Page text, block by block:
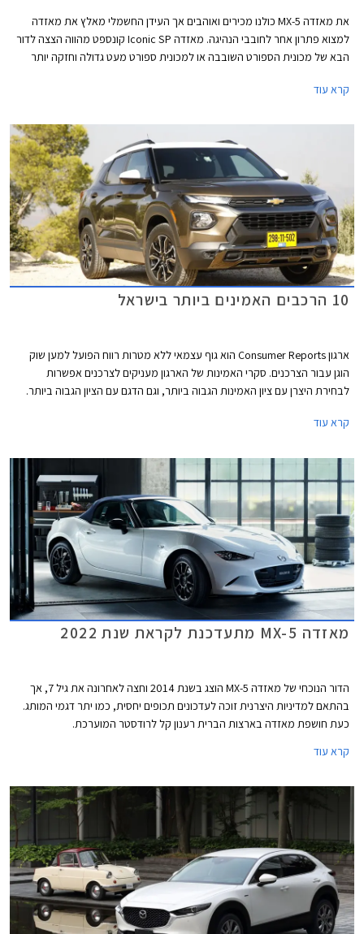
את מאזדה MX-5 כולנו מכירים ואוהבים אך העידן החשמלי מאלץ את מאזדה
למצוא פתרון אחר לחובבי הנהיגה. מאזדה Iconic SP קונספט מהווה הצצה לדור
הבא של מכונית הספורט השובבה או למכונית ספורט מעט גדולה וחזקה יותר
קרא עוד
10 הרכבים האמינים ביותר בישראל
ארגון Consumer Reports הוא גוף עצמאי ללא מטרות רווח הפועל למען שוק
הוגן עבור הצרכנים. סקרי האמינות של הארגון מעניקים לצרכנים אפשרות
לבחירת היצרן עם ציון האמינות הגבוה ביותר, וגם הדגם עם הציון הגבוה ביותר.
עבורכם את הדגמים שקיבלו את הציון הגבוה ביותר ונמכרים גם בישראל.
קרא עוד
מאזדה MX-5 מתעדכנת לקראת שנת 2022
הדור הנוכחי של מאזדה MX-5 הוצג בשנת 2014 וחצה לאחרונה את גיל 7, אך
בהתאם למדיניות היצרנית זוכה לעדכונים תכופים יחסית, כמו יתר דגמי המותג.
כעת חושפת מאזדה בארצות הברית רענון קל לרודסטר המוערכת.
קרא עוד